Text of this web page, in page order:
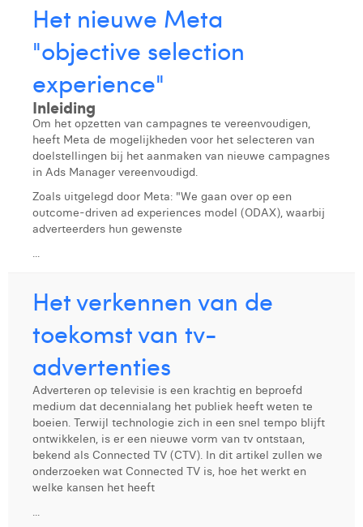
Elio Civalleri
Eliott Pousset
Floriane Defacqz
Glenn Vanderlinden
Hanne Van Loock
Janne Beke
Jonas Geiregat
Justine Cremer
Laura Rooseleer
Laura Verhelst
Lena Pignoloni
Leonard Dierickx
Linda Kraim
Lisa Protin
Lore Fierens
Lotte Vranckx
Het nieuwe Meta
"objective selection
experience"
Inleiding
Om het opzetten van campagnes te vereenvoudigen,
heeft Meta de mogelijkheden voor het selecteren van
doelstellingen bij het aanmaken van nieuwe campagnes
in Ads Manager vereenvoudigd.
Zoals uitgelegd door Meta: "We gaan over op een
outcome-driven ad experiences model (ODAX), waarbij
adverteerders hun gewenste
...
Het verkennen van de
toekomst van tv-
advertenties
Adverteren op televisie is een krachtig en beproefd
medium dat decennialang het publiek heeft weten te
boeien. Terwijl technologie zich in een snel tempo blijft
ontwikkelen, is er een nieuwe vorm van tv ontstaan,
bekend als Connected TV (CTV). In dit artikel zullen we
onderzoeken wat Connected TV is, hoe het werkt en
welke kansen het heeft
...